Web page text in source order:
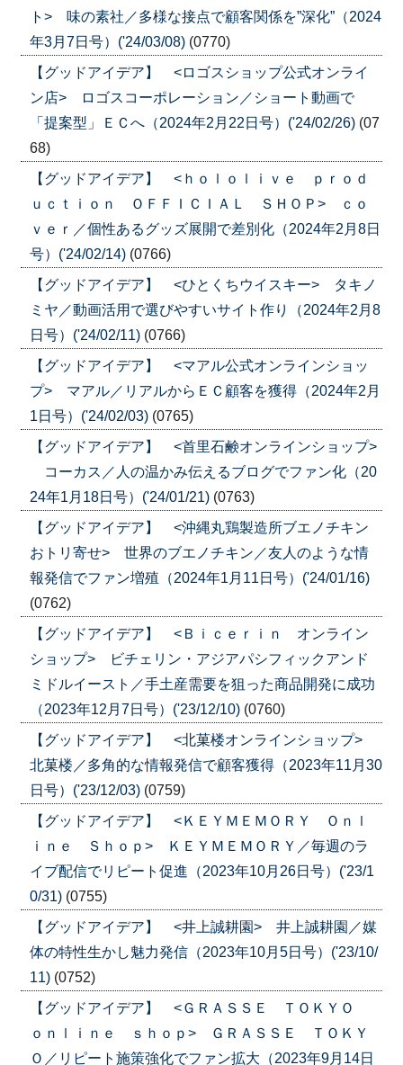
ト> 味の素社／多様な接点で顧客関係を”深化”（2024
年3月7日号）('24/03/08) (0770)
【グッドアイデア】 <ロゴスショップ公式オンライ
ン店> ロゴスコーポレーション／ショート動画で
「提案型」ＥＣへ（2024年2月22日号）('24/02/26) (07
68)
【グッドアイデア】 <ｈｏｌｏｌｉｖｅ ｐｒｏｄ
ｕｃｔｉｏｎ ＯＦＦＩＣＩＡＬ ＳＨＯＰ> ｃｏ
ｖｅｒ／個性あるグッズ展開で差別化（2024年2月8日
号）('24/02/14) (0766)
【グッドアイデア】 <ひとくちウイスキー> タキノ
ミヤ／動画活用で選びやすいサイト作り（2024年2月8
日号）('24/02/11) (0766)
【グッドアイデア】 <マアル公式オンラインショッ
プ> マアル／リアルからＥＣ顧客を獲得（2024年2月
1日号）('24/02/03) (0765)
【グッドアイデア】 <首里石鹸オンラインショップ>
コーカス／人の温かみ伝えるブログでファン化（20
24年1月18日号）('24/01/21) (0763)
【グッドアイデア】 <沖縄丸鶏製造所ブエノチキン
おトリ寄せ> 世界のブエノチキン／友人のような情
報発信でファン増殖（2024年1月11日号）('24/01/16)
(0762)
【グッドアイデア】 <Ｂｉｃｅｒｉｎ オンライン
ショップ> ビチェリン・アジアパシフィックアンド
ミドルイースト／手土産需要を狙った商品開発に成功
（2023年12月7日号）('23/12/10) (0760)
【グッドアイデア】 <北菓楼オンラインショップ>
北菓楼／多角的な情報発信で顧客獲得（2023年11月30
日号）('23/12/03) (0759)
【グッドアイデア】 <ＫＥＹＭＥＭＯＲＹ Ｏｎｌ
ｉｎｅ Ｓｈｏｐ> ＫＥＹＭＥＭＯＲＹ／毎週のラ
イブ配信でリピート促進（2023年10月26日号）('23/1
0/31) (0755)
【グッドアイデア】 <井上誠耕園> 井上誠耕園／媒
体の特性生かし魅力発信（2023年10月5日号）('23/10/
11) (0752)
【グッドアイデア】 <ＧＲＡＳＳＥ ＴＯＫＹＯ
ｏｎｌｉｎｅ ｓｈｏｐ> ＧＲＡＳＳＥ ＴＯＫＹ
Ｏ／リピート施策強化でファン拡大（2023年9月14日